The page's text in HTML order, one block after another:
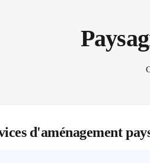
d'aménagement